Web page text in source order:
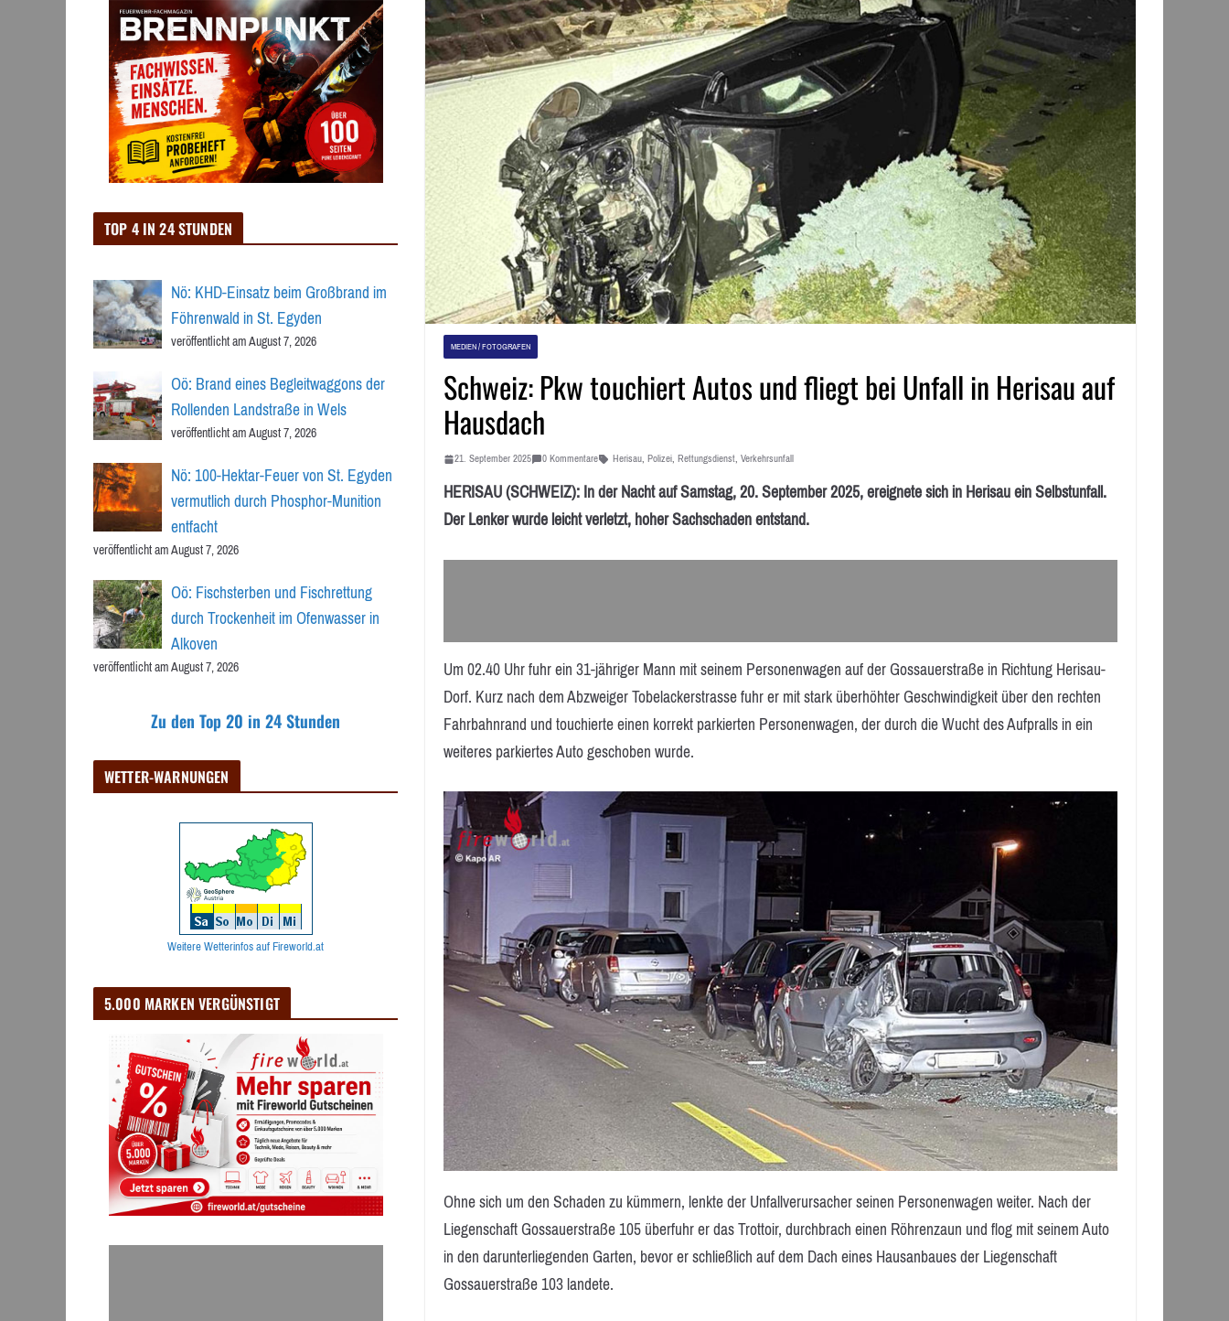
MEDIEN / FOTOGRAFEN
Schweiz: Pkw touchiert Autos und fliegt bei Unfall in Herisau auf
Hausdach
21. September 2025 0 Kommentare Herisau, Polizei, Rettungsdienst, Verkehrsunfall
HERISAU (SCHWEIZ): In der Nacht auf Samstag, 20. September 2025, ereignete sich in Herisau ein Selbstunfall.
Der Lenker wurde leicht verletzt, hoher Sachschaden entstand.
Um 02.40 Uhr fuhr ein 31-jähriger Mann mit seinem Personenwagen auf der Gossauerstraße in Richtung Herisau-
Dorf. Kurz nach dem Abzweiger Tobelackerstrasse fuhr er mit stark überhöhter Geschwindigkeit über den rechten
Fahrbahnrand und touchierte einen korrekt parkierten Personenwagen, der durch die Wucht des Aufpralls in ein
weiteres parkiertes Auto geschoben wurde.
Ohne sich um den Schaden zu kümmern, lenkte der Unfallverursacher seinen Personenwagen weiter. Nach der
Liegenschaft Gossauerstraße 105 überfuhr er das Trottoir, durchbrach einen Röhrenzaun und flog mit seinem Auto
in den darunterliegenden Garten, bevor er schließlich auf dem Dach eines Hausanbaues der Liegenschaft
Gossauerstraße 103 landete.
TOP 4 IN 24 STUNDEN
Nö: KHD-Einsatz beim Großbrand im
Föhrenwald in St. Egyden
veröffentlicht am August 7, 2026
Oö: Brand eines Begleitwaggons der
Rollenden Landstraße in Wels
veröffentlicht am August 7, 2026
Nö: 100-Hektar-Feuer von St. Egyden
vermutlich durch Phosphor-Munition
entfacht
veröffentlicht am August 7, 2026
Oö: Fischsterben und Fischrettung
durch Trockenheit im Ofenwasser in
Alkoven
veröffentlicht am August 7, 2026
Zu den Top 20 in 24 Stunden
WETTER-WARNUNGEN
Weitere Wetterinfos auf Fireworld.at
5.000 MARKEN VERGÜNSTIGT